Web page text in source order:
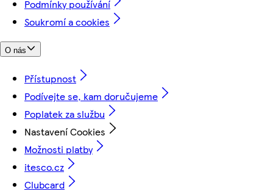
Podmínky používání
Soukromí a cookies
O nás
Přístupnost
Podívejte se, kam doručujeme
Poplatek za službu
Nastavení Cookies
Možnosti platby
itesco.cz
Clubcard